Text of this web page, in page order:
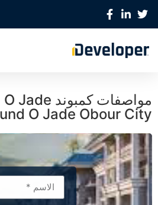
O Jade Obour City